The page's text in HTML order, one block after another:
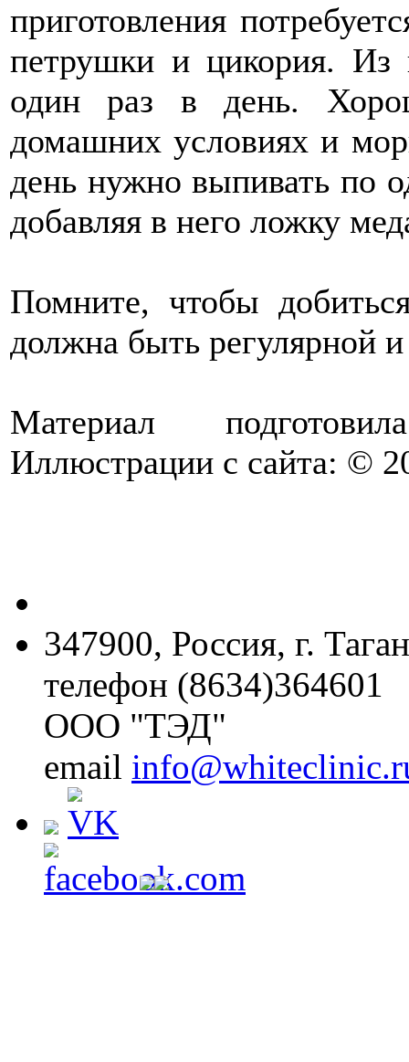
приготовления
петрушки и цикория.
один раз в день.
домашних условиях и
день нужно выпивать по
добавляя в него ложку
Помните, чтобы
должна быть регулярной
Материал
Иллюстрации с сайта: ©
347900, Россия, г.
телефон (8634)364601
ООО "ТЭД"
email